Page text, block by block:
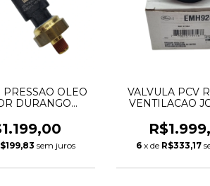
PRESSAO OLEO
DURANGO
3.6 V6
05149062AB
56044777AA
sem juros
VALVULA PCV
VENTILACAO
MOPAR 3.6 V6
68083202AB
6 x de R$333,17